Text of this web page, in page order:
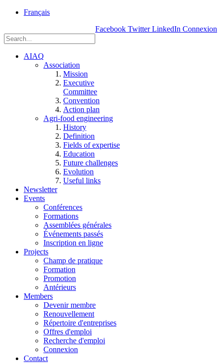
Français
Facebook Twitter LinkedIn Connexion
AIAQ
Association
Mission
Executive
Committee
Convention
Action plan
Agri-food engineering
History
Definition
Fields of expertise
Education
Future challenges
Evolution
Useful links
Newsletter
Events
Conférences
Formations
Assemblées générales
Événements passés
Inscription en ligne
Projects
Champ de pratique
Formation
Promotion
Antérieurs
Members
Devenir membre
Renouvellement
Répertoire d'entreprises
Offres d'emploi
Recherche d'emploi
Connexion
Contact
Einstein, Québec
G1P